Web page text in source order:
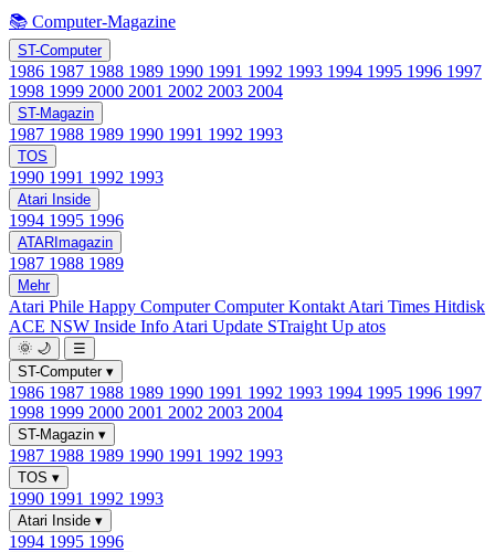
📚 Computer-Magazine
ST-Computer
1986 1987 1988 1989 1990 1991 1992 1993 1994 1995 1996 1997
1998 1999 2000 2001 2002 2003 2004
ST-Magazin
1987 1988 1989 1990 1991 1992 1993
TOS
1990 1991 1992 1993
Atari Inside
1994 1995 1996
ATARImagazin
1987 1988 1989
Mehr
Atari Phile Happy ComputerComputer Kontakt Atari Times Hitdisk
ACE NSW Inside Info Atari Update STraight Up atos
🌞 🌙
☰
ST-Computer ▾
1986 1987 1988 1989 1990 1991 1992 1993 1994 1995 1996 1997
1998 1999 2000 2001 2002 2003 2004
ST-Magazin ▾
1987 1988 1989 1990 1991 1992 1993
TOS ▾
1990 1991 1992 1993
Atari Inside ▾
1994 1995 1996